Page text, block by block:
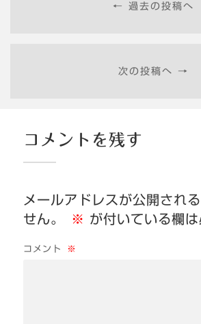
← 過去の投稿へ
次の投稿へ →
コメントを残す
メールアドレスが公開され
せん。
※ が付いている欄
コメント ※